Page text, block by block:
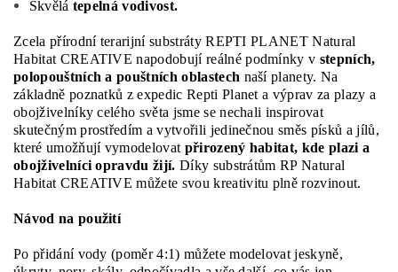
Skvělá tepelná vodivost.​
Zcela přírodní terarijní substráty REPTI PLANET Natural
Habitat CREATIVE napodobují reálné podmínky v stepních,
polopouštních a pouštních oblastech naší planety. Na
základně poznatků z expedic Repti Planet a výprav za plazy a
obojživelníky celého světa jsme se nechali inspirovat
skutečným prostředím a vytvořili jedinečnou směs písků a jílů,
které umožňují vymodelovat přirozený habitat, kde plazi a
obojživelníci opravdu žijí. Díky substrátům RP Natural
Habitat CREATIVE můžete svou kreativitu plně rozvinout.
Návod na použití
Po přidání vody (poměr 4:1) můžete modelovat jeskyně,